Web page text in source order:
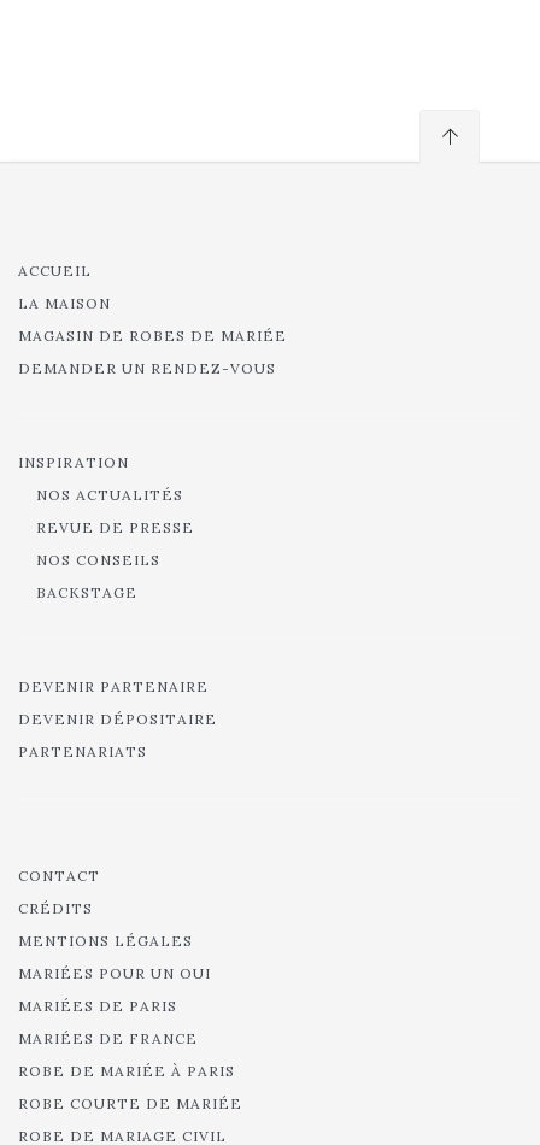
ACCUEIL
LA MAISON
MAGASIN DE ROBES DE MARIÉE
DEMANDER UN RENDEZ-VOUS
INSPIRATION
NOS ACTUALITÉS
REVUE DE PRESSE
NOS CONSEILS
BACKSTAGE
DEVENIR PARTENAIRE
DEVENIR DÉPOSITAIRE
PARTENARIATS
CONTACT
CRÉDITS
MENTIONS LÉGALES
MARIÉES POUR UN OUI
MARIÉES DE PARIS
MARIÉES DE FRANCE
ROBE DE MARIÉE À PARIS
ROBE COURTE DE MARIÉE
ROBE DE MARIAGE CIVIL